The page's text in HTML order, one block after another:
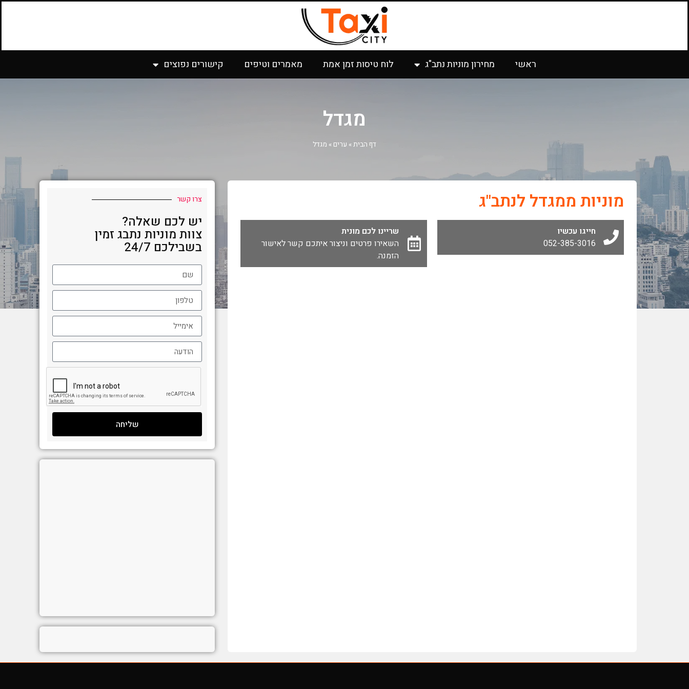
ראשי מחירון מוניות נתב"ג לוח טיסות זמן אמת מאמרים וטיפים קישורים נפוצים
מגדל
דף הבית» ערים » מגדל
מוניות ממגדל לנתב"ג
חייגו עכשיו
052-385-3016
שריינו לכם מונית
השאירו פרטים וניצור איתכם קשר לאישור
הזמנה.
צרו קשר
יש לכם שאלה?
צוות מוניות נתבג זמין
בשבילכם 24/7
שליחה